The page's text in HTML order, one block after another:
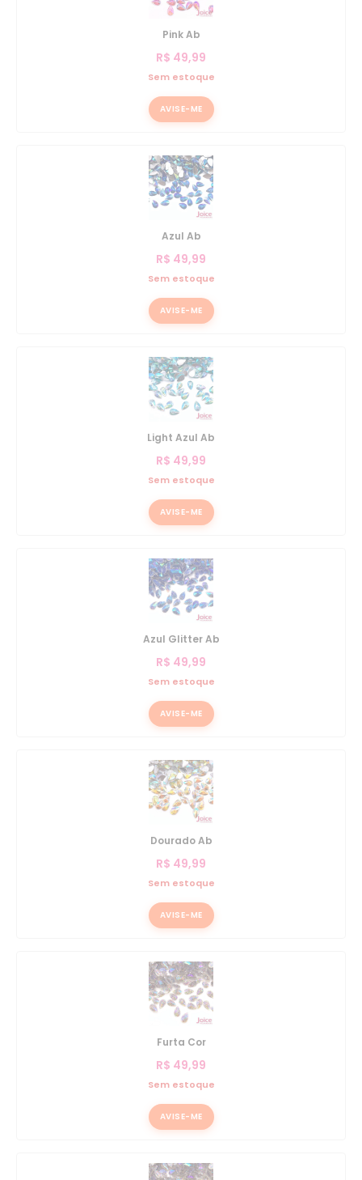
Pink Ab
R$ 49,99
Sem estoque
AVISE-ME
Azul Ab
R$ 49,99
Sem estoque
AVISE-ME
Light Azul Ab
R$ 49,99
Sem estoque
AVISE-ME
Azul Glitter Ab
R$ 49,99
Sem estoque
AVISE-ME
Dourado Ab
R$ 49,99
Sem estoque
AVISE-ME
Furta Cor
R$ 49,99
Sem estoque
AVISE-ME